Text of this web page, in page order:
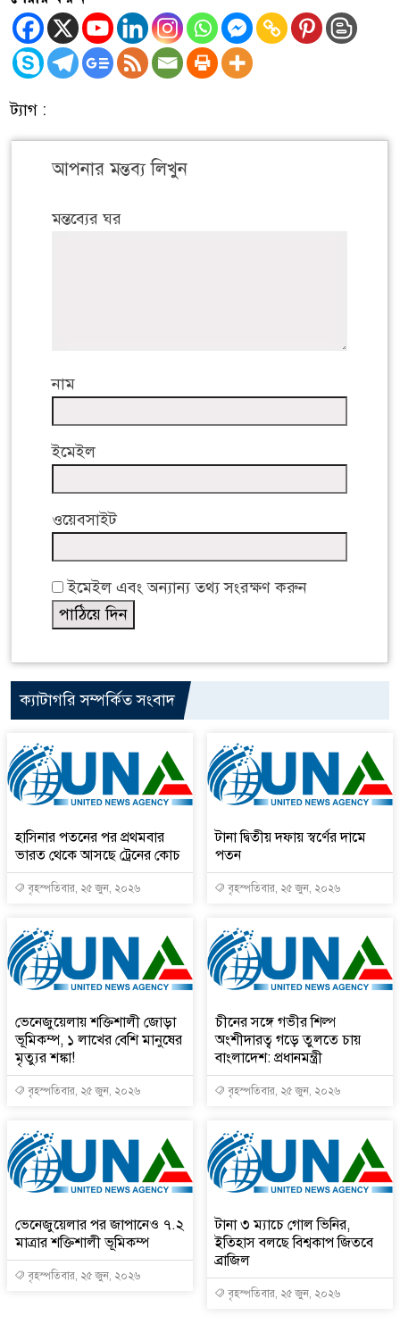
ট্যাগ :
আপনার মন্তব্য লিখুন
মন্তব্যের ঘর
নাম
ইমেইল
ওয়েবসাইট
ইমেইল এবং অন্যান্য তথ্য সংরক্ষণ করুন
ক্যাটাগরি সম্পর্কিত সংবাদ
হাসিনার পতনের পর প্রথমবার
ভারত থেকে আসছে ট্রেনের কোচ
বৃহস্পতিবার, ২৫ জুন, ২০২৬
টানা দ্বিতীয় দফায় স্বর্ণের দামে
পতন
বৃহস্পতিবার, ২৫ জুন, ২০২৬
ভেনেজুয়েলায় শক্তিশালী জোড়া
ভূমিকম্প, ১ লাখের বেশি মানুষের
মৃত্যুর শঙ্কা!
বৃহস্পতিবার, ২৫ জুন, ২০২৬
চীনের সঙ্গে গভীর শিল্প
অংশীদারত্ব গড়ে তুলতে চায়
বাংলাদেশ: প্রধানমন্ত্রী
বৃহস্পতিবার, ২৫ জুন, ২০২৬
ভেনেজুয়েলার পর জাপানেও ৭.২
মাত্রার শক্তিশালী ভূমিকম্প
বৃহস্পতিবার, ২৫ জুন, ২০২৬
টানা ৩ ম্যাচে গোল ভিনির,
ইতিহাস বলছে বিশ্বকাপ জিতবে
ব্রাজিল
বৃহস্পতিবার, ২৫ জুন, ২০২৬